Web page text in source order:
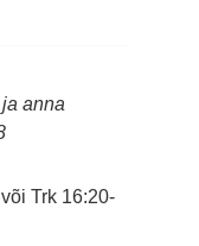
anna
Trk 16:20-